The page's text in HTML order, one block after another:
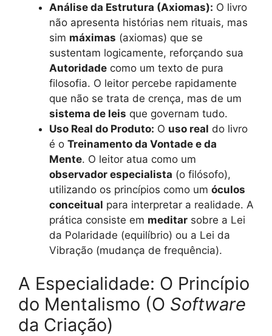
Análise da Estrutura (Axiomas): O livro
não apresenta histórias nem rituais, mas
sim máximas (axiomas) que se
sustentam logicamente, reforçando sua
Autoridade como um texto de pura
filosofia. O leitor percebe rapidamente
que não se trata de crença, mas de um
sistema de leis que governam tudo.
Uso Real do Produto: O uso real do livro
é o Treinamento da Vontade e da
Mente. O leitor atua como um
observador especialista (o filósofo),
utilizando os princípios como um óculos
conceitual para interpretar a realidade. A
prática consiste em meditar sobre a Lei
da Polaridade (equilíbrio) ou a Lei da
Vibração (mudança de frequência).
A Especialidade: O Princípio
do Mentalismo (O Software
da Criação)